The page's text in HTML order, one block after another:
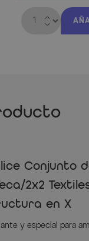
Conjunto
2x2
en X
y especial para